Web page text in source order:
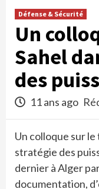
Défense & Sécurité
Un
Sahel
des
11 ans ago
Un colloque sur le
stratégie des
dernier à Alger
documentation,